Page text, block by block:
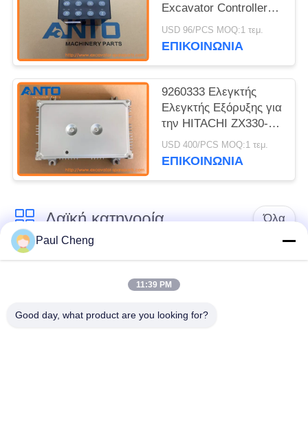
Excavator Controller
Fitting For 311D LRR
312D 312DL 312D2
USD 96/PCS MOQ:1 τεμ.
ΕΠΙΚΟΙΝΩΝΙΑ
9260333 Ελεγκτής
Ελεγκτής Εξόρυξης για
την HITACHI ZX330-3
ZX330-3-HCMC
ZX330-3F
USD 400/PCS MOQ:1 τεμ.
ΕΠΙΚΟΙΝΩΝΙΑ
Λαϊκή κατηγορία Όλα
Εκσκαφέας
Τελικό Drive
εκσκαφέων
εργαλείο
Paul Cheng
11:39 PM
Good day, what product are you looking for?